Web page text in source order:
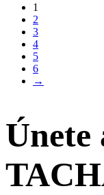
1
2
3
4
5
6
→
Únete